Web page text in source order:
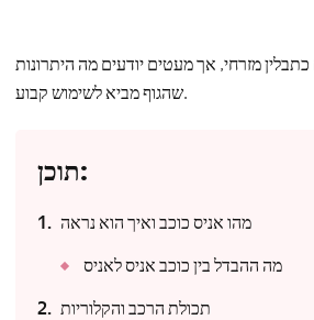
כתבלין מזרחי, אך מעטים יודעים מה היתרונות
שהגוף מביא לשימוש קבוע.
תוכן:
מהו אניס כוכב ואיך הוא נראה
מה ההבדל בין כוכב אניס לאניס
תכולת הרכב והקלוריות